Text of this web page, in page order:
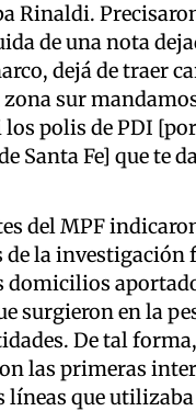
Rinaldi.
de una nota
dejá de traer
zona sur
los polis de PDI
Santa Fe] que te
del MPF
la investigación
domicilios
surgieron en la
De tal
las primeras
líneas que